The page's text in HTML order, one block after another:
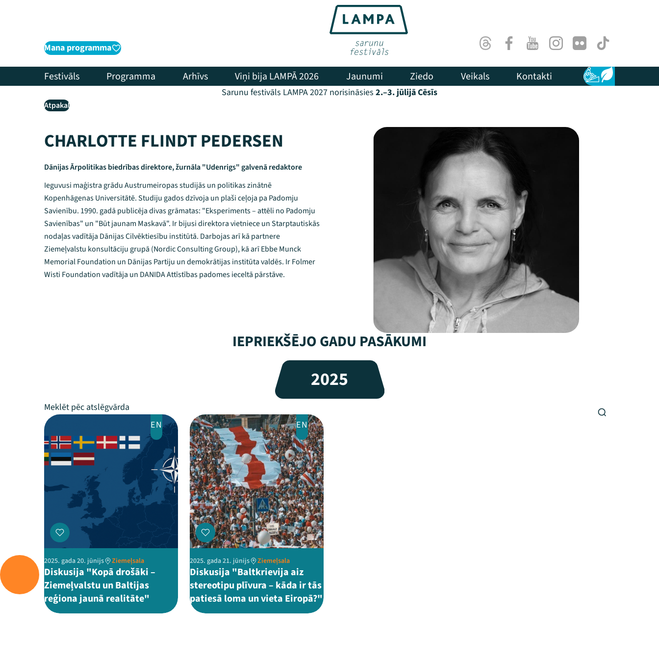
Mana programma ThreadsFacebookYoutubeInstagram
Flick TikTok
Festivāls Programma Arhīvs Viņi bija LAMPĀ 2026 Jaunumi Ziedo Veikals Kontakti Pieejamība
Ilgtspēja
Sarunu festivāls LAMPA 2027 norisināsies 2.–3. jūlijā Cēsīs
Atpakaļ
CHARLOTTE FLINDT PEDERSEN
Dānijas Ārpolitikas biedrības direktore, žurnāla "Udenrigs" galvenā redaktore
Ieguvusi maģistra grādu Austrumeiropas studijās un politikas zinātnē
Kopenhāgenas Universitātē. Studiju gados dzīvoja un plaši ceļoja pa Padomju
Savienību. 1990. gadā publicēja divas grāmatas: "Eksperiments – attēli no Padomju
Savienības" un "Būt jaunam Maskavā". Ir bijusi direktora vietniece un Starptautiskās
nodaļas vadītāja Dānijas Cilvēktiesību institūtā. Darbojas arī kā partnere
Ziemeļvalstu konsultāciju grupā (Nordic Consulting Group), kā arī Ebbe Munck
Memorial Foundation un Dānijas Partiju un demokrātijas institūta valdēs. Ir Folmer
Wisti Foundation vadītāja un DANIDA Attīstības padomes ieceltā pārstāve.
IEPRIEKŠĒJO GADU PASĀKUMI
2025
EN
2025. gada 20. jūnijs Ziemeļsala
Diskusija "Kopā drošāki –
Ziemeļvalstu un Baltijas
reģiona jaunā realitāte"
EN
2025. gada 21. jūnijs Ziemeļsala
Diskusija "Baltkrievija aiz
stereotipu plīvura – kāda ir tās
patiesā loma un vieta Eiropā?"